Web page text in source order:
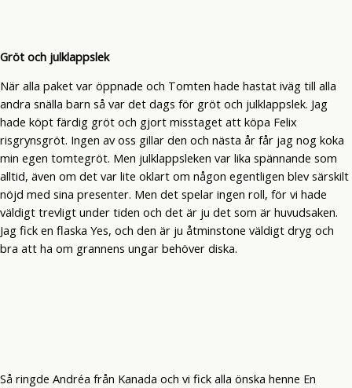
Gröt och julklappslek
När alla paket var öppnade och Tomten hade hastat iväg till alla
andra snälla barn så var det dags för gröt och julklappslek. Jag
hade köpt färdig gröt och gjort misstaget att köpa Felix
risgrynsgröt. Ingen av oss gillar den och nästa år får jag nog koka
min egen tomtegröt. Men julklappsleken var lika spännande som
alltid, även om det var lite oklart om någon egentligen blev särskilt
nöjd med sina presenter. Men det spelar ingen roll, för vi hade
väldigt trevligt under tiden och det är ju det som är huvudsaken.
Jag fick en flaska Yes, och den är ju åtminstone väldigt dryg och
bra att ha om grannens ungar behöver diska.
Så ringde Andréa från Kanada och vi fick alla önska henne En